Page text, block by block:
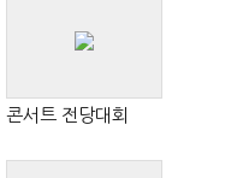
콘서트 전당대회